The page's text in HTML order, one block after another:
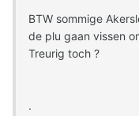
BTW sommige
de plu gaan vissen
Treurig toch ?
.